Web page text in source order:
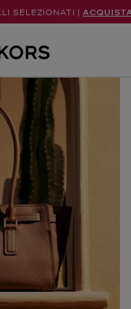
SELEZIONATI |